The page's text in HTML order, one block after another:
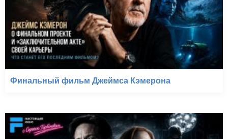
Финальный фильм Джеймса Кэмерона